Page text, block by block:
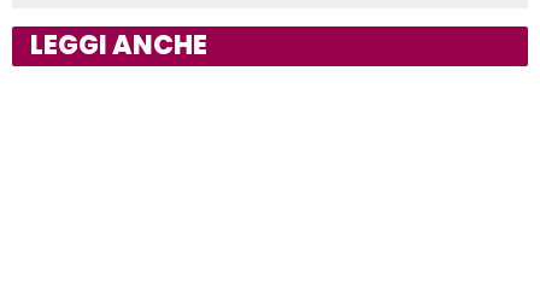
LEGGI ANCHE